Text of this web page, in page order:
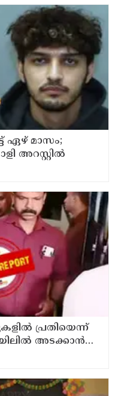
ഏഴ് മാസം;
അറസ്റ്റില്‍
പ്രതിയെന്ന്
അടക്കാന്‍